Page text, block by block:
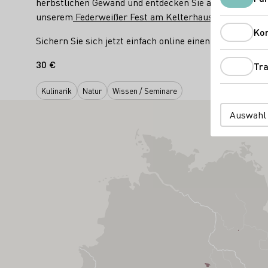
unserem Federweißer Fest am Kelterhaus
ausklingen
Sichern Sie sich jetzt einfach online einen Platz:
30 €
Kulinarik Natur Wissen / Seminare